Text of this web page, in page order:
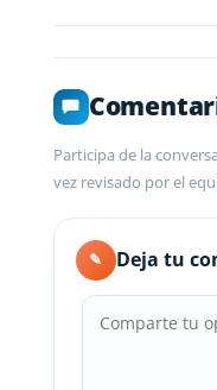
Participa de la
vez revisado por el
✎ Deja tu